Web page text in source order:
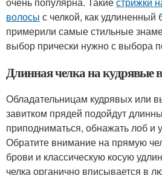
волосы с челкой, как удлиненный
примерили самые стильные
выбор прически нужно с выбора
Длинная челка на кудрявые
Обладательницам кудрявых или
завитком прядей подойдут
приподниматься, обнажать лоб и
Обратите внимание на прямую
брови и классическую косую
челка органично вписывается в